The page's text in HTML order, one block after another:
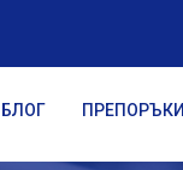
БЛОГ ПРЕПОРЪКИ